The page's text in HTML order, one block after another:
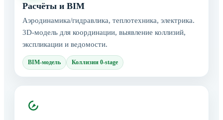
Расчёты и BIM
Аэродинамика/гидравлика, теплотехника, электрика.
3D-модель для координации, выявление коллизий,
экспликации и ведомости.
BIM-модель Коллизии 0-stage